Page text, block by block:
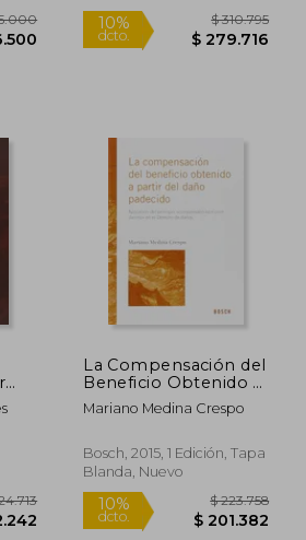
10%
La Compensación del
Beneficio Obtenido a
Partir del Daño
Padecido: Aplicación
"Compensatio Lucri
cum Damno" en el
Mariano Medina Crespo
Bosch, 2015, 1 Edición, Tapa
Blanda, Nuevo